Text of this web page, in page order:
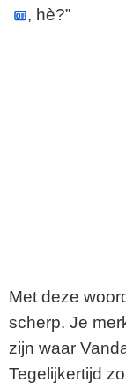
, hè?”
Met deze
scherp. Je
zijn waar
Tegelijkertijd